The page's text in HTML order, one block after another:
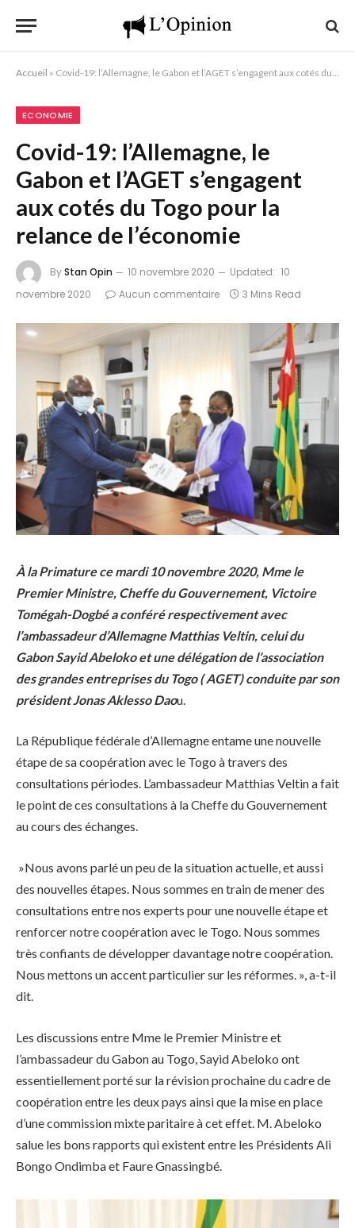
Accueil » Covid-19: l’Allemagne, le Gabon et l’AGET s’engagent aux cotés du Togo pour la relance de l’économie
ECONOMIE
Covid-19: l’Allemagne, le
Gabon et l’AGET s’engagent
aux cotés du Togo pour la
relance de l’économie
ByStan Opin 10 novembre 2020 Updated: 10
novembre 2020
Aucun commentaire 3 Mins Read
À la Primature ce mardi 10 novembre 2020, Mme le
Premier Ministre, Cheffe du Gouvernement, Victoire
Tomégah-Dogbé a conféré respectivement avec
l’ambassadeur d’Allemagne Matthias Veltin, celui du
Gabon Sayid Abeloko et une délégation de l’association
des grandes entreprises du Togo ( AGET) conduite par son
président Jonas Aklesso Daou.
La République fédérale d’Allemagne entame une nouvelle
étape de sa coopération avec le Togo à travers des
consultations périodes. L’ambassadeur Matthias Veltin a fait
le point de ces consultations à la Cheffe du Gouvernement
au cours des échanges.
»Nous avons parlé un peu de la situation actuelle, et aussi
des nouvelles étapes. Nous sommes en train de mener des
consultations entre nos experts pour une nouvelle étape et
renforcer notre coopération avec le Togo. Nous sommes
très confiants de développer davantage notre coopération.
Nous mettons un accent particulier sur les réformes. », a-t-il
dit.
Les discussions entre Mme le Premier Ministre et
l’ambassadeur du Gabon au Togo, Sayid Abeloko ont
essentiellement porté sur la révision prochaine du cadre de
coopération entre les deux pays ainsi que la mise en place
d’une commission mixte paritaire à cet effet. M. Abeloko
salue les bons rapports qui existent entre les Présidents Ali
Bongo Ondimba et Faure Gnassingbé.